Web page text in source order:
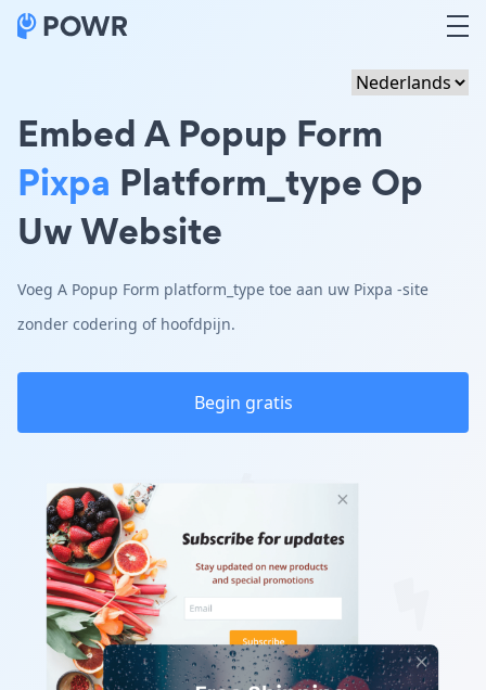
Embed A Popup Form
Pixpa Platform_type Op
Uw Website
Voeg A Popup Form platform_type toe aan uw Pixpa -site
zonder codering of hoofdpijn.
Begin gratis